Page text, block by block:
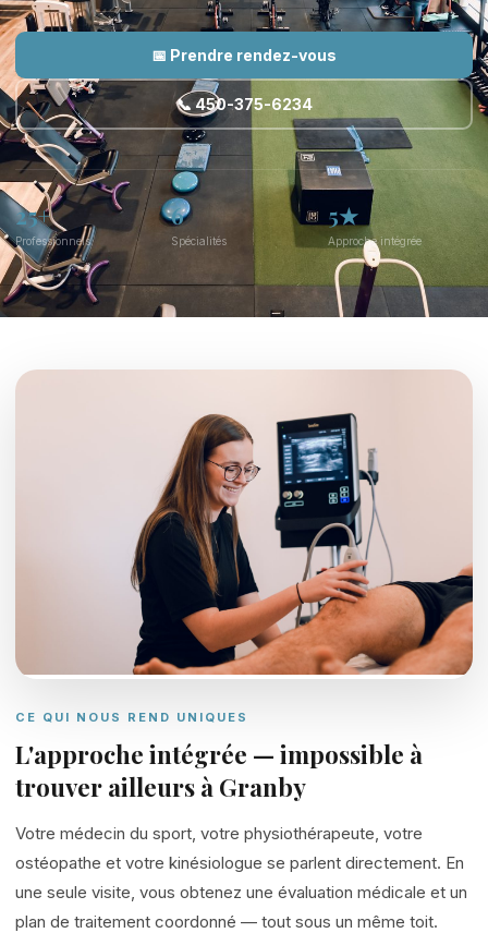
📅 Prendre rendez-vous
📞 450-375-6234
25+
Professionnels
6
Spécialités
5★
Approche intégrée
CE QUI NOUS REND UNIQUES
L'approche intégrée — impossible à
trouver ailleurs à Granby
Votre médecin du sport, votre physiothérapeute, votre
ostéopathe et votre kinésiologue se parlent directement. En
une seule visite, vous obtenez une évaluation médicale et un
plan de traitement coordonné — tout sous un même toit.